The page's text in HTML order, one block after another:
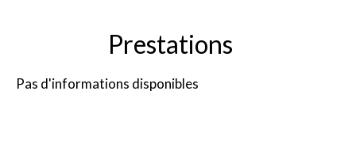
Prestations
Pas d'informations disponibles